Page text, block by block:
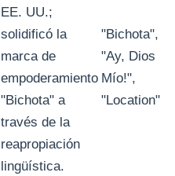
EE. UU.;
solidificó la
marca de
empoderamiento
"Bichota" a
través de la
reapropiación
lingüística.
"Bichota",
"Ay, Dios
Mío!",
"Location"